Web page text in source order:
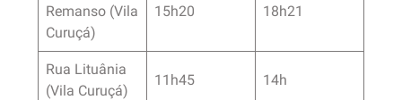
Remanso (Vila
Curuçá)
15h20 18h21
Rua Lituânia
(Vila Curuçá)
11h45 14h